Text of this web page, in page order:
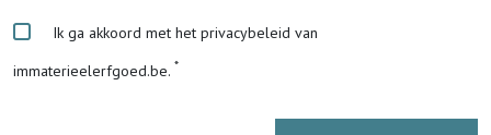
Ik ga akkoord met het privacybeleid van
immaterieelerfgoed.be.